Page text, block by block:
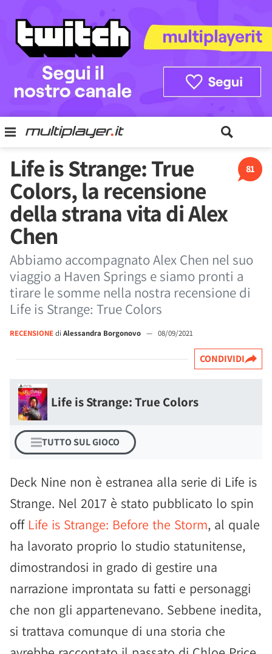
81
Life is Strange: True
Colors, la recensione
della strana vita di Alex
Chen
Abbiamo accompagnato Alex Chen nel suo
viaggio a Haven Springs e siamo pronti a
tirare le somme nella nostra recensione di
Life is Strange: True Colors
RECENSIONEdi Alessandra Borgonovo — 08/09/2021
CONDIVIDI
Life is Strange: True Colors
TUTTO SUL GIOCO
Deck Nine non è estranea alla serie di Life is
Strange. Nel 2017 è stato pubblicato lo spin
off Life is Strange: Before the Storm, al quale
ha lavorato proprio lo studio statunitense,
dimostrandosi in grado di gestire una
narrazione improntata su fatti e personaggi
che non gli appartenevano. Sebbene inedita,
si trattava comunque di una storia che